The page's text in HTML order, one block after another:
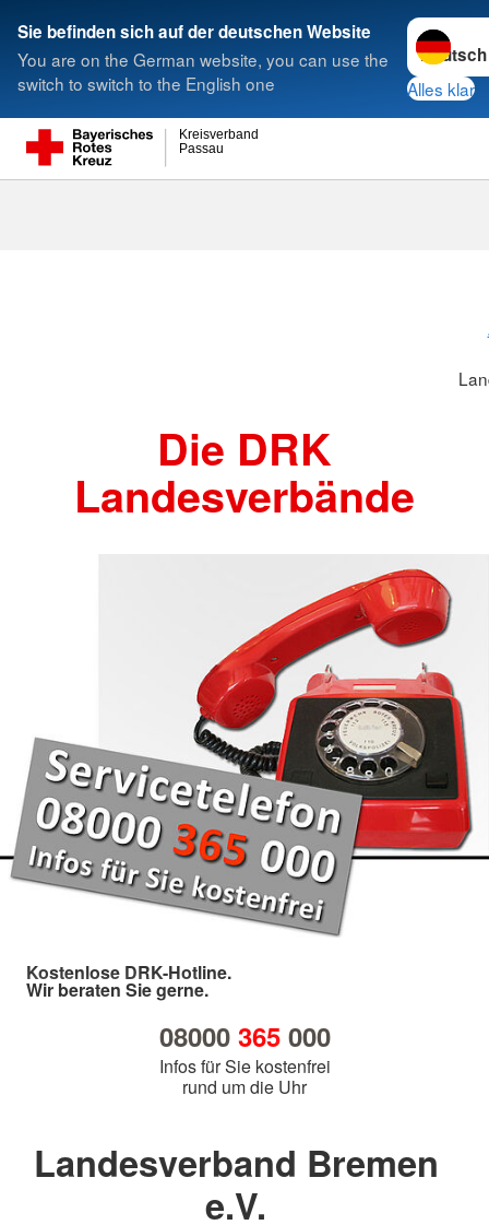
Sie befinden sich auf der deutschen Website
You are on the German website, you can use the
switch to switch to the English one
Sprache
Alles klar
Passau
Kreisverband
Suche
Die DRK
Landesverbände
Kostenlose DRK-Hotline.
Wir beraten Sie gerne.
08000 365000
Infos für Sie kostenfrei
rund um die Uhr
Landesverband Bremen
e.V.